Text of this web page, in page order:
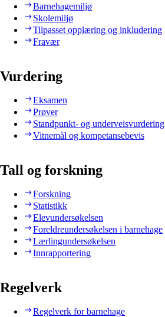
Barnehagemiljø
Skolemiljø
Tilpasset opplæring og inkludering
Fravær
Vurdering
Eksamen
Prøver
Standpunkt- og underveisvurdering
Vitnemål og kompetansebevis
Tall og forskning
Forskning
Statistikk
Elevundersøkelsen
Foreldreundersøkelsen i barnehage
Lærlingundersøkelsen
Innrapportering
Regelverk
Regelverk for barnehage